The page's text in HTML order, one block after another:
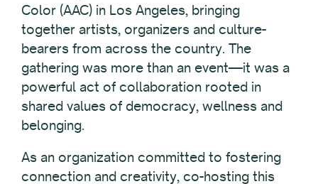
Color (AAC) in Los Angeles, bringing
together artists, organizers and culture-
bearers from across the country. The
gathering was more than an event—it was a
powerful act of collaboration rooted in
shared values of democracy, wellness and
belonging.
As an organization committed to fostering
connection and creativity, co-hosting this